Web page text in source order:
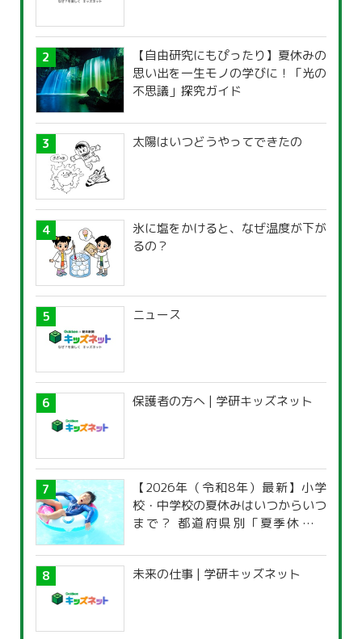
【自由研究にもぴったり】夏休みの
思い出を一生モノの学びに！「光の
不思議」探究ガイド
太陽はいつどうやってできたの
氷に塩をかけると、なぜ温度が下が
るの？
ニュース
保護者の方へ | 学研キッズネット
【2026年（令和8年）最新】小学
校・中学校の夏休みはいつからいつ
まで？ 都道府県別「夏季休暇一
未来の仕事 | 学研キッズネット